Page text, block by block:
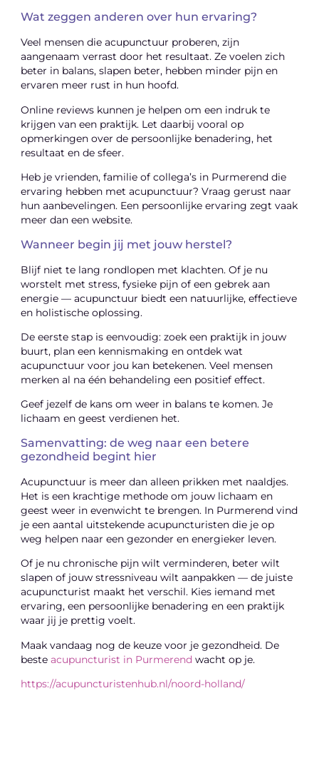
Wat zeggen anderen over hun ervaring?
Veel mensen die acupunctuur proberen, zijn
aangenaam verrast door het resultaat. Ze voelen zich
beter in balans, slapen beter, hebben minder pijn en
ervaren meer rust in hun hoofd.
Online reviews kunnen je helpen om een indruk te
krijgen van een praktijk. Let daarbij vooral op
opmerkingen over de persoonlijke benadering, het
resultaat en de sfeer.
Heb je vrienden, familie of collega’s in Purmerend die
ervaring hebben met acupunctuur? Vraag gerust naar
hun aanbevelingen. Een persoonlijke ervaring zegt vaak
meer dan een website.
Wanneer begin jij met jouw herstel?
Blijf niet te lang rondlopen met klachten. Of je nu
worstelt met stress, fysieke pijn of een gebrek aan
energie — acupunctuur biedt een natuurlijke, effectieve
en holistische oplossing.
De eerste stap is eenvoudig: zoek een praktijk in jouw
buurt, plan een kennismaking en ontdek wat
acupunctuur voor jou kan betekenen. Veel mensen
merken al na één behandeling een positief effect.
Geef jezelf de kans om weer in balans te komen. Je
lichaam en geest verdienen het.
Samenvatting: de weg naar een betere
gezondheid begint hier
Acupunctuur is meer dan alleen prikken met naaldjes.
Het is een krachtige methode om jouw lichaam en
geest weer in evenwicht te brengen. In Purmerend vind
je een aantal uitstekende acupuncturisten die je op
weg helpen naar een gezonder en energieker leven.
Of je nu chronische pijn wilt verminderen, beter wilt
slapen of jouw stressniveau wilt aanpakken — de juiste
acupuncturist maakt het verschil. Kies iemand met
ervaring, een persoonlijke benadering en een praktijk
waar jij je prettig voelt.
Maak vandaag nog de keuze voor je gezondheid. De
besteacupuncturist in Purmerend wacht op je.
https://acupuncturistenhub.nl/noord-holland/